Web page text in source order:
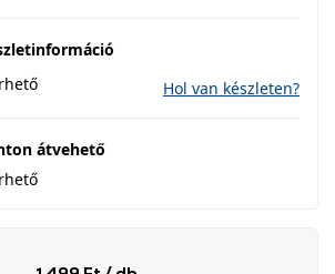
Hol van készleten?
átvehető